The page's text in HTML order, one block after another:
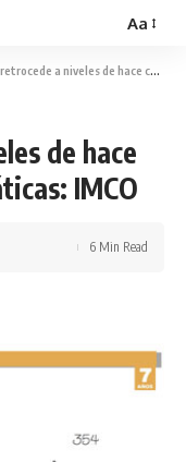
Aa
a niveles de hace casi 20 años en matemáticas: IMCO
de hace
IMCO
6 Min Read